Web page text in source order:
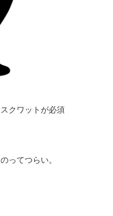
クワットが必須
ってつらい。